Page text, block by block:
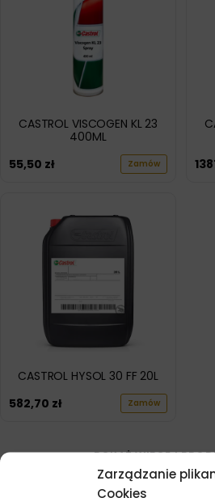
Zarządzanie
Cookies
CASTROL VISCOGEN KL 23
400ML
55,50 zł Zamów
CASTROL HYSOL 30 FF 20L
582,70 zł Zamów
POKAŻ WIĘCEJ